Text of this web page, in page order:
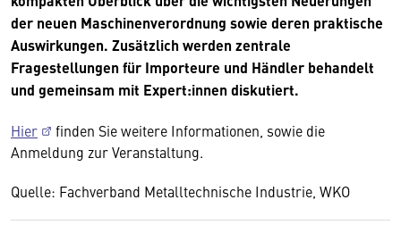
der neuen Maschinenverordnung sowie deren praktische
Auswirkungen. Zusätzlich werden zentrale
Fragestellungen für Importeure und Händler behandelt
und gemeinsam mit Expert:innen diskutiert.
Hier
finden Sie weitere Informationen, sowie die
Anmeldung zur Veranstaltung.
Quelle: Fachverband Metalltechnische Industrie, WKO